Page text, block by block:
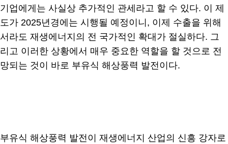
기업에게는 사실상 추가적인 관세라고 할 수 있다. 이 제
도가 2025년경에는 시행될 예정이니, 이제 수출을 위해
서라도 재생에너지의 전 국가적인 확대가 절실하다. 그
리고 이러한 상황에서 매우 중요한 역할을 할 것으로 전
망되는 것이 바로 부유식 해상풍력 발전이다.
부유식 해상풍력 발전이 재생에너지 산업의 신흥 강자로